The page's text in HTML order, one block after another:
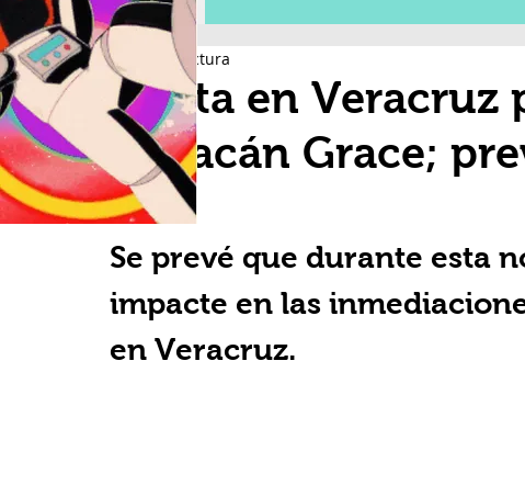
Alerta en Veracruz
Huracán Grace;
2
3 min de lectura
Se prevé que durante esta
impacte en las
en Veracruz.